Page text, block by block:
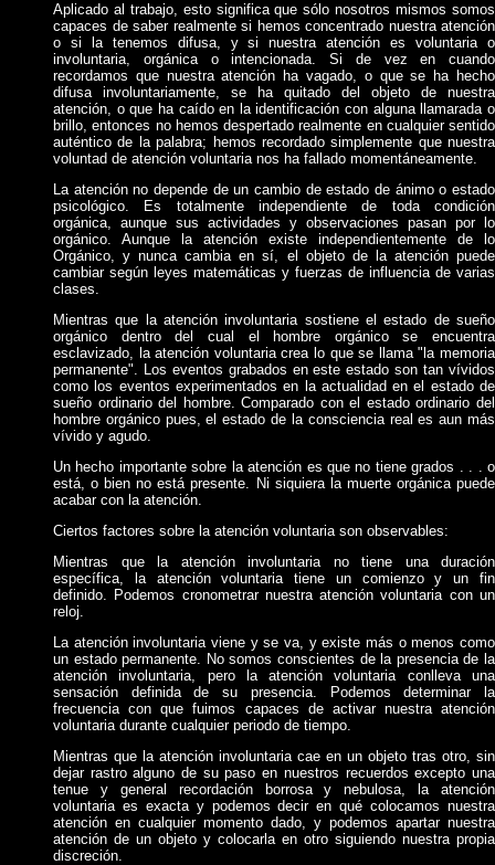
Aplicado al trabajo, esto significa que sólo nosotros mismos somos
capaces de saber realmente si hemos concentrado nuestra atención
o si la tenemos difusa, y si nuestra atención es voluntaria o
involuntaria, orgánica o intencionada. Si de vez en cuando
recordamos que nuestra atención ha vagado, o que se ha hecho
difusa involuntariamente, se ha quitado del objeto de nuestra
atención, o que ha caído en la identificación con alguna llamarada o
brillo, entonces no hemos despertado realmente en cualquier sentido
auténtico de la palabra; hemos recordado simplemente que nuestra
voluntad de atención voluntaria nos ha fallado momentáneamente.
La atención no depende de un cambio de estado de ánimo o estado
psicológico. Es totalmente independiente de toda condición
orgánica, aunque sus actividades y observaciones pasan por lo
orgánico. Aunque la atención existe independientemente de lo
Orgánico, y nunca cambia en sí, el objeto de la atención puede
cambiar según leyes matemáticas y fuerzas de influencia de varias
clases.
Mientras que la atención involuntaria sostiene el estado de sueño
orgánico dentro del cual el hombre orgánico se encuentra
esclavizado, la atención voluntaria crea lo que se llama "la memoria
permanente". Los eventos grabados en este estado son tan vívidos
como los eventos experimentados en la actualidad en el estado de
sueño ordinario del hombre. Comparado con el estado ordinario del
hombre orgánico pues, el estado de la consciencia real es aun más
vívido y agudo.
Un hecho importante sobre la atención es que no tiene grados . . . o
está, o bien no está presente. Ni siquiera la muerte orgánica puede
acabar con la atención.
Ciertos factores sobre la atención voluntaria son observables:
Mientras que la atención involuntaria no tiene una duración
específica, la atención voluntaria tiene un comienzo y un fin
definido. Podemos cronometrar nuestra atención voluntaria con un
reloj.
La atención involuntaria viene y se va, y existe más o menos como
un estado permanente. No somos conscientes de la presencia de la
atención involuntaria, pero la atención voluntaria conlleva una
sensación definida de su presencia. Podemos determinar la
frecuencia con que fuimos capaces de activar nuestra atención
voluntaria durante cualquier periodo de tiempo.
Mientras que la atención involuntaria cae en un objeto tras otro, sin
dejar rastro alguno de su paso en nuestros recuerdos excepto una
tenue y general recordación borrosa y nebulosa, la atención
voluntaria es exacta y podemos decir en qué colocamos nuestra
atención en cualquier momento dado, y podemos apartar nuestra
atención de un objeto y colocarla en otro siguiendo nuestra propia
discreción.